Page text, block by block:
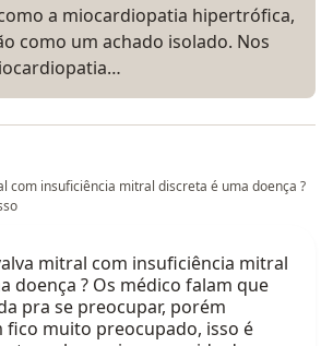
a miocardiopatia hipertrófica,
como um achado isolado. Nos
com insuficiência mitral discreta é uma doença ?
mitral com insuficiência mitral
doença ? Os médico falam que
pra se preocupar, porém
fico muito preocupado, isso é